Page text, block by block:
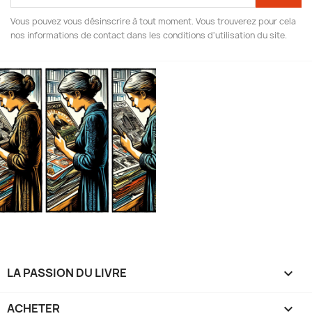
Vous pouvez vous désinscrire à tout moment. Vous trouverez pour cela
nos informations de contact dans les conditions d'utilisation du site.
LA PASSION DU LIVRE 
ACHETER 